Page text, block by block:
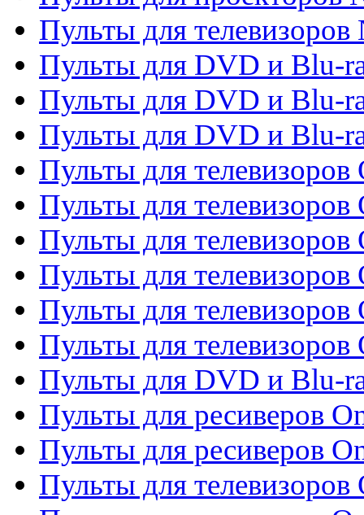
Пульты для телевизоров
Пульты для DVD и Blu-
Пульты для DVD и Blu-
Пульты для DVD и Blu-
Пульты для телевизоров
Пульты для телевизоров
Пульты для телевизоров
Пульты для телевизоров
Пульты для телевизоров
Пульты для телевизоров
Пульты для DVD и Blu-
Пульты для ресиверов
Пульты для ресиверов
Пульты для телевизоров